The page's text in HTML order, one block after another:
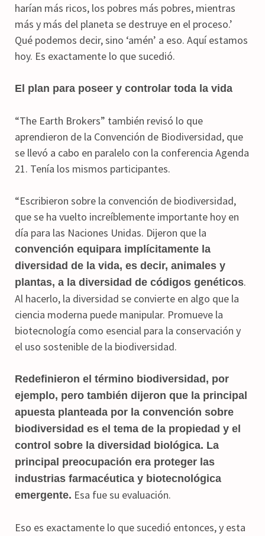
harían más ricos, los pobres más pobres, mientras
más y más del planeta se destruye en el proceso.’
Qué podemos decir, sino ‘amén’ a eso. Aquí estamos
hoy. Es exactamente lo que sucedió.
El plan para poseer y controlar toda la vida
“The Earth Brokers” también revisó lo que
aprendieron de la Convención de Biodiversidad, que
se llevó a cabo en paralelo con la conferencia Agenda
21. Tenía los mismos participantes.
“Escribieron sobre la convención de biodiversidad,
que se ha vuelto increíblemente importante hoy en
día para las Naciones Unidas. Dijeron que la
convención equipara implícitamente la
diversidad de la vida, es decir, animales y
plantas, a la diversidad de códigos genéticos.
Al hacerlo, la diversidad se convierte en algo que la
ciencia moderna puede manipular. Promueve la
biotecnología como esencial para la conservación y
el uso sostenible de la biodiversidad.
Redefinieron el término biodiversidad, por
ejemplo, pero también dijeron que la principal
apuesta planteada por la convención sobre
biodiversidad es el tema de la propiedad y el
control sobre la diversidad biológica. La
principal preocupación era proteger las
industrias farmacéutica y biotecnológica
emergente. Esa fue su evaluación.
Eso es exactamente lo que sucedió entonces, y esta